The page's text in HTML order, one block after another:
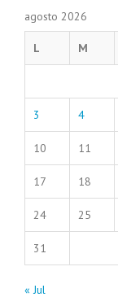
agosto 2026
L M
3 4
10 11
17 18
24 25
31
« Jul